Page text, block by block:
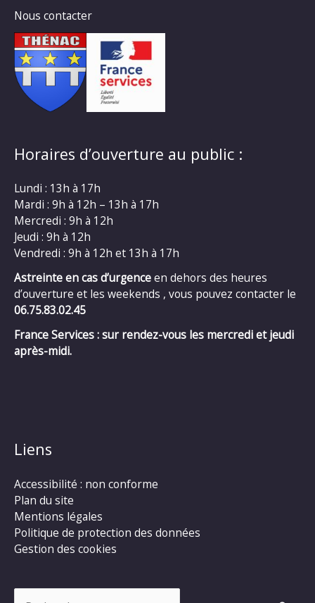
Nous contacter
Horaires d’ouverture au public :
Lundi : 13h à 17h
Mardi : 9h à 12h – 13h à 17h
Mercredi : 9h à 12h
Jeudi : 9h à 12h
Vendredi : 9h à 12h et 13h à 17h
Astreinte en cas d’urgenceen dehors des heures
d’ouverture et les weekends , vous pouvez contacter le
06.75.83.02.45
France Services : sur rendez-vous les mercredi et jeudi
après-midi.
Liens
Accessibilité : non conforme
Plan du site
Mentions légales
Politique de protection des données
Gestion des cookies